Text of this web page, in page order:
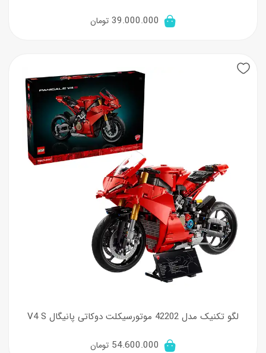
39.000.000 تومان
لگو تکنیک مدل 42202 موتورسیکلت دوکاتی پانیگال V4 S
54.600.000 تومان